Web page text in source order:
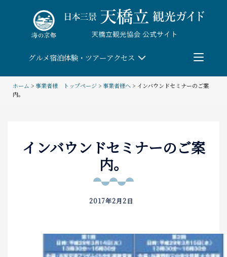
グルメ宿泊体験・ツアーアクセス
教育/研修旅行
観る・遊ぶ
食べる
ホーム >事業者様 トップページ >事業者様へ > インバウンドセミナーのご案
内。
インバウンドセミナーのご案
内。
2017年2月2日